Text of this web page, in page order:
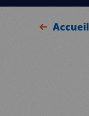
Accueil